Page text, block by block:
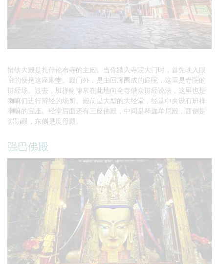
措钦大殿是扎什伦布寺的主殿。当你踏入寺院大门时，首先映入眼
帘的便是这座殿堂。殿门外，是由回廊围成的庭院，这里是寺院的
讲经场。过去，班禅喇嘛常在此地向全寺僧众讲经说法，这里也是
喇嘛们进行辩经的场所。殿前是大型的大经堂，经堂中央设有班禅
喇嘛的宝座。经堂后面还有三座佛殿，中间是释迦牟尼殿，西侧是
弥勒殿，东侧是度母殿。
强巴佛殿